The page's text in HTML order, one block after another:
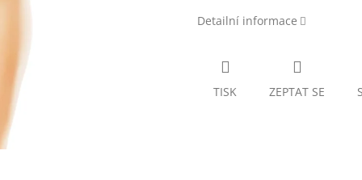
Detailní informace
TISK ZEPTAT SE